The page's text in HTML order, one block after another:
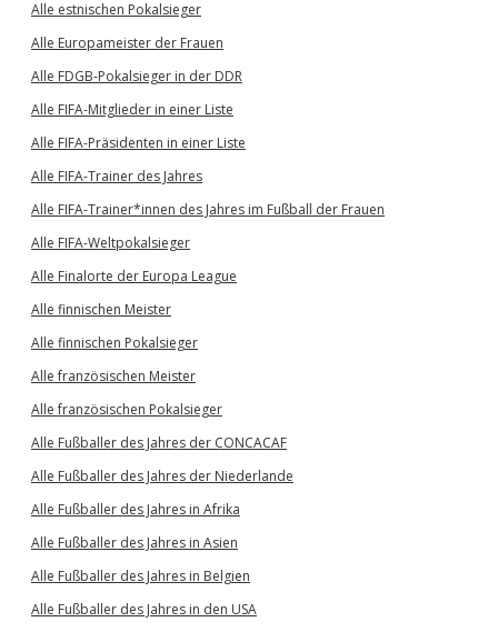
Alle estnischen Pokalsieger
Alle Europameister der Frauen
Alle FDGB-Pokalsieger in der DDR
Alle FIFA-Mitglieder in einer Liste
Alle FIFA-Präsidenten in einer Liste
Alle FIFA-Trainer des Jahres
Alle FIFA-Trainer*innen des Jahres im Fußball der Frauen
Alle FIFA-Weltpokalsieger
Alle Finalorte der Europa League
Alle finnischen Meister
Alle finnischen Pokalsieger
Alle französischen Meister
Alle französischen Pokalsieger
Alle Fußballer des Jahres der CONCACAF
Alle Fußballer des Jahres der Niederlande
Alle Fußballer des Jahres in Afrika
Alle Fußballer des Jahres in Asien
Alle Fußballer des Jahres in Belgien
Alle Fußballer des Jahres in den USA